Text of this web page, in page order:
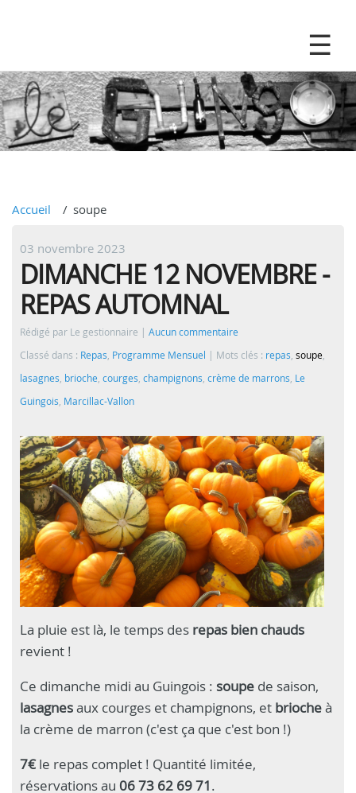
Accueil soupe
03 novembre 2023
DIMANCHE 12 NOVEMBRE -
REPAS AUTOMNAL
Rédigé par Le gestionnaire
Aucun commentaire
Classé dans : Repas, Programme Mensuel Mots clés : repas, soupe,
lasagnes, brioche, courges, champignons, crème de marrons, Le
Guingois, Marcillac-Vallon
La pluie est là, le temps des repas bien chauds
revient !
Ce dimanche midi au Guingois : soupe de saison,
lasagnesaux courges et champignons, et briocheà
la crème de marron (c'est ça que c'est bon !)
7€le repas complet ! Quantité limitée,
réservations au 06 73 62 69 71.